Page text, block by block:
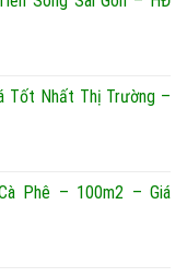
Tốt Nhất Thị Trường –
Phê – 100m2 – Giá